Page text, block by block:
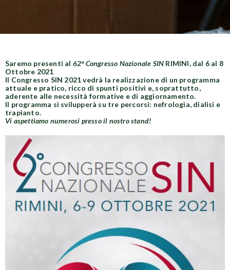
Saremo presenti al 62° Congresso Nazionale SIN RIMINI, dal 6 al 8
Ottobre 2021
Il Congresso SIN 2021 vedrà la realizzazione di un programma
attuale e pratico, ricco di spunti positivi e, soprattutto,
aderente alle necessità formative e di aggiornamento.
Il programma si svilupperà su tre percorsi: nefrologia, dialisi e
trapianto.
Vi aspettiamo numerosi presso il nostro stand!